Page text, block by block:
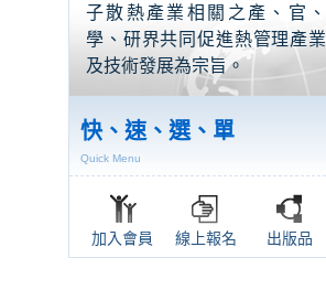
子散熱產業相關之產、官、
學、研界共同促進熱管理產業
及技術發展為宗旨。
快、速、選、單
Quick Menu
加入會員 線上報名 出版品